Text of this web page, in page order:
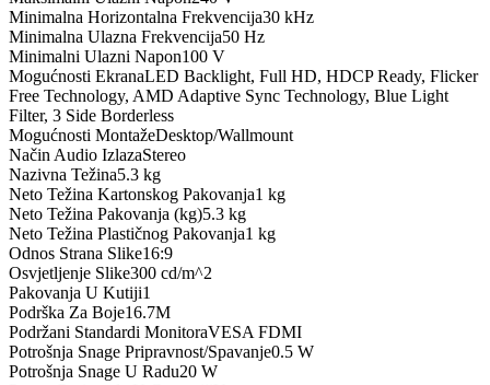
Minimalna Horizontalna Frekvencija30 kHz
Minimalna Ulazna Frekvencija50 Hz
Minimalni Ulazni Napon100 V
Mogućnosti EkranaLED Backlight, Full HD, HDCP Ready, Flicker
Free Technology, AMD Adaptive Sync Technology, Blue Light
Filter, 3 Side Borderless
Mogućnosti MontažeDesktop/Wallmount
Način Audio IzlazaStereo
Nazivna Težina5.3 kg
Neto Težina Kartonskog Pakovanja1 kg
Neto Težina Pakovanja (kg)5.3 kg
Neto Težina Plastičnog Pakovanja1 kg
Odnos Strana Slike16:9
Osvjetljenje Slike300 cd/m^2
Pakovanja U Kutiji1
Podrška Za Boje16.7M
Podržani Standardi MonitoraVESA FDMI
Potrošnja Snage Pripravnost/Spavanje0.5 W
Potrošnja Snage U Radu20 W